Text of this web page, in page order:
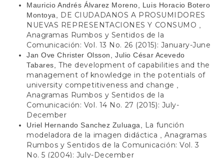
Mauricio Andrés Álvarez Moreno, Luis Horacio Botero
Montoya,
DE CIUDADANOS A PROSUMIDORES
NUEVAS REPRESENTACIONES Y CONSUMO
Anagramas Rumbos y Sentidos de la
Comunicación: Vol. 13 No. 26 (2015): January-June
Jan Ove Christer Olsson, Julio César Acevedo
Tabares,The development of capabilities and the
management of knowledge in the potentials of
university competitiveness and change
Anagramas Rumbos y Sentidos de la
Comunicación: Vol. 14 No. 27 (2015): July-
December
Uriel Hernando Sanchez Zuluaga,
La función
modeladora de la imagen didáctica
,Anagramas
Rumbos y Sentidos de la Comunicación: Vol. 3
No. 5 (2004): July-December